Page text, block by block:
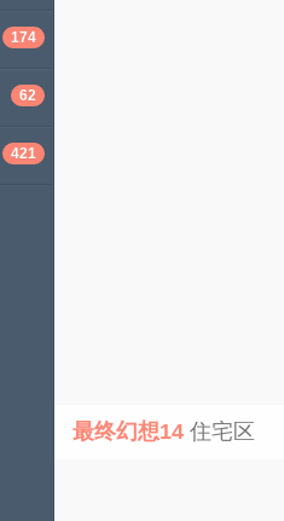
174
62
421
最终幻想14 住宅区